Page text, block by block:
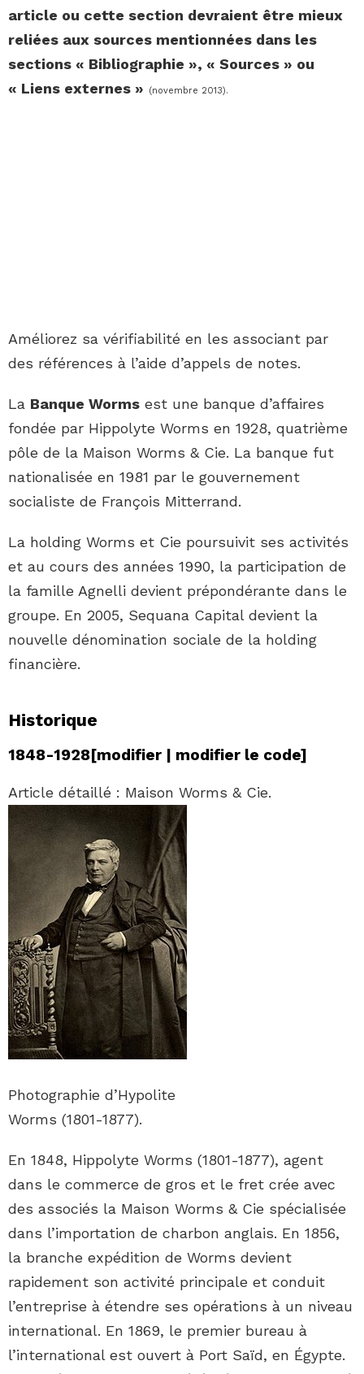
article ou cette section devraient être mieux
reliées aux sources mentionnées dans les
sections « Bibliographie », « Sources » ou
« Liens externes »
(novembre 2013).
Améliorez sa vérifiabilité en les associant par
des références à l’aide d’appels de notes.
La Banque Worms est une banque d’affaires
fondée par Hippolyte Worms en 1928, quatrième
pôle de la Maison Worms & Cie. La banque fut
nationalisée en 1981 par le gouvernement
socialiste de François Mitterrand.
La holding Worms et Cie poursuivit ses activités
et au cours des années 1990, la participation de
la famille Agnelli devient prépondérante dans le
groupe. En 2005, Sequana Capital devient la
nouvelle dénomination sociale de la holding
financière.
Historique
1848-1928[modifier | modifier le code]
Article détaillé : Maison Worms & Cie.
Photographie d’Hypolite
Worms (1801-1877).
En 1848, Hippolyte Worms (1801-1877), agent
dans le commerce de gros et le fret crée avec
des associés la Maison Worms & Cie spécialisée
dans l’importation de charbon anglais. En 1856,
la branche expédition de Worms devient
rapidement son activité principale et conduit
l’entreprise à étendre ses opérations à un niveau
international. En 1869, le premier bureau à
l’international est ouvert à Port Saïd, en Égypte.